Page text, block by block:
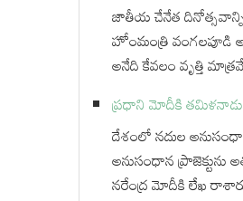
జాతీయ చేనేత దినోత్సవాన్ని
హోంమంత్రి వంగలపూడి
అనేది కేవలం వృత్తి
ప్రధాని మోదీకి
దేశంలో నదుల
అనుసంధాన
నరేంద్ర మోదీకి లేఖ